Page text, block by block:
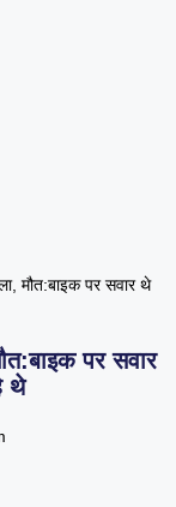
मौत:बाइक पर सवार थे
पर सवार
थे